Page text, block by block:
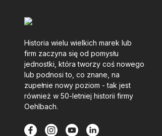
Historia wielu wielkich marek lub
firm zaczyna się od pomysłu
jednostki, która tworzy coś nowego
lub podnosi to, co znane, na
zupełnie nowy poziom - tak jest
również w 50-letniej historii firmy
Oehlbach.